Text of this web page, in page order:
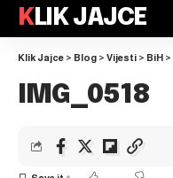
KLIK JAJCE
Klik Jajce > Blog > Vijesti > BiH >
IMG_0518